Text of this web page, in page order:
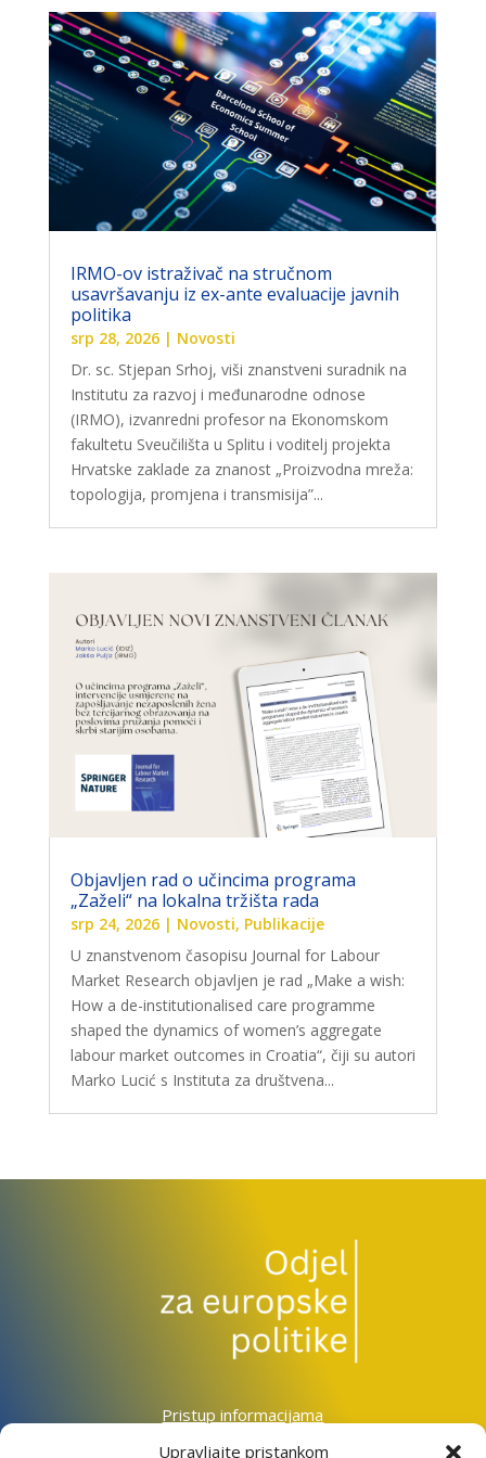
Upravljajte pristankom
IRMO-ov istraživač na stručnom
usavršavanju iz ex-ante evaluacije javnih
politika
srp 28, 2026| Novosti
Dr. sc. Stjepan Srhoj, viši znanstveni suradnik na
Institutu za razvoj i međunarodne odnose
(IRMO), izvanredni profesor na Ekonomskom
fakultetu Sveučilišta u Splitu i voditelj projekta
Hrvatske zaklade za znanost „Proizvodna mreža:
topologija, promjena i transmisija”...
Objavljen rad o učincima programa
„Zaželi“ na lokalna tržišta rada
srp 24, 2026| Novosti, Publikacije
U znanstvenom časopisu Journal for Labour
Market Research objavljen je rad „Make a wish:
How a de-institutionalised care programme
shaped the dynamics of women’s aggregate
labour market outcomes in Croatia“, čiji su autori
Marko Lucić s Instituta za društvena...
Pristup informacijama